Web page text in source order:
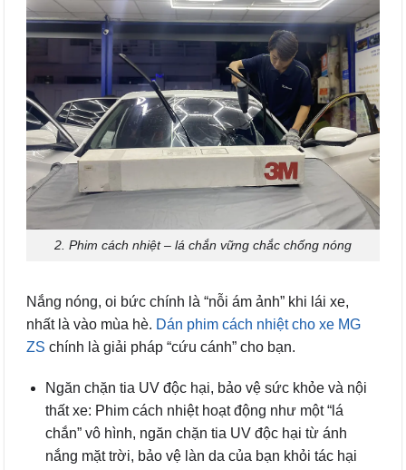
2. Phim cách nhiệt – lá chắn vững chắc chống nóng
Nắng nóng, oi bức chính là “nỗi ám ảnh” khi lái xe,
nhất là vào mùa hè. Dán phim cách nhiệt cho xe MG
ZS chính là giải pháp “cứu cánh” cho bạn.
Ngăn chặn tia UV độc hại, bảo vệ sức khỏe và nội
thất xe: Phim cách nhiệt hoạt động như một “lá
chắn” vô hình, ngăn chặn tia UV độc hại từ ánh
nắng mặt trời, bảo vệ làn da của bạn khỏi tác hại